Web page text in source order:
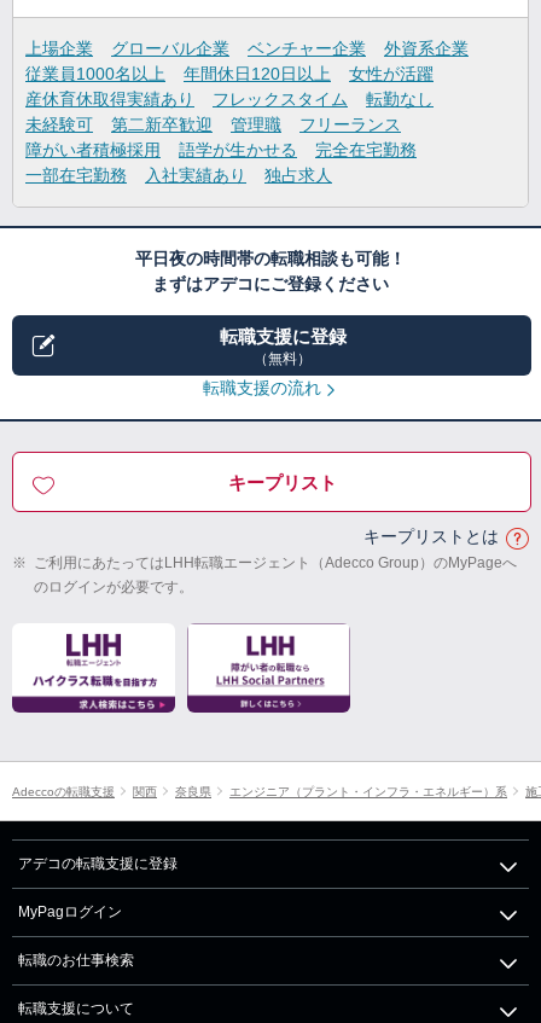
上場企業 グローバル企業 ベンチャー企業
外資系企業
従業員1000名以上
年間休日120日以上
女性が活躍
産休育休取得実績あり
フレックスタイム
転勤なし
未経験可
第二新卒歓迎 管理職
フリーランス
障がい者積極採用
語学が生かせる
完全在宅勤務
一部在宅勤務
入社実績あり 独占求人
平日夜の時間帯の転職相談も可能！
まずはアデコにご登録ください
転職支援に登録
（無料）
転職支援の流れ
キープリスト
キープリストとは
※ ご利用にあたってはLHH転職エージェント（Adecco Group）のMyPageへ
のログインが必要です。
Adeccoの転職支援 関西 奈良県 エンジニア（プラント・インフラ・エネルギー）系 施
アデコの転職支援に登録
MyPagログイン
転職のお仕事検索
転職支援について